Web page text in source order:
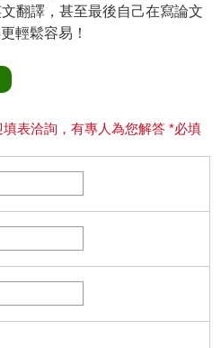
翻譯，甚至最後自己在寫論文
輕鬆容易！
表洽詢，有專人為您解答 *必填